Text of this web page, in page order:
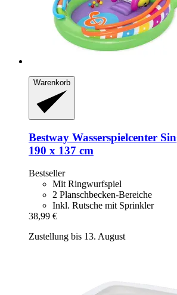
Warenkorb
Bestway Wasserspielcenter
190 x 137 cm
Bestseller
Mit Ringwurfspiel
2 Planschbecken-Bereiche
Inkl. Rutsche mit Sprinkler
38,99 €
Zustellung bis 13. August